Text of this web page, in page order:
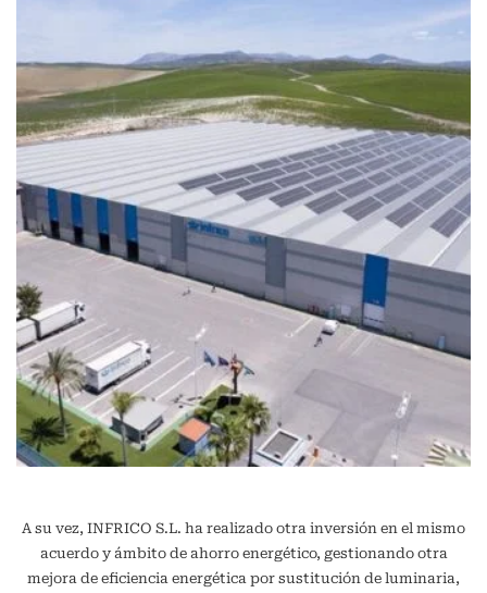
A su vez, INFRICO S.L. ha realizado otra inversión en el mismo
acuerdo y ámbito de ahorro energético, gestionando otra
mejora de eficiencia energética por sustitución de luminaria,